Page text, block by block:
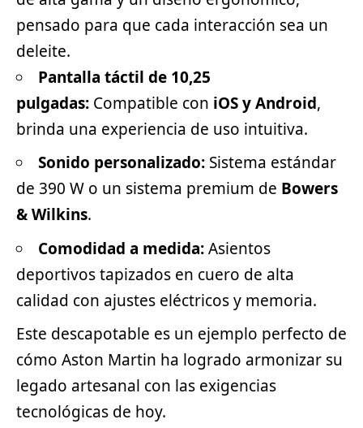
pensado para que cada interacción sea un
deleite.
Pantalla táctil de 10,25
pulgadas: Compatible con iOS y Android,
brinda una experiencia de uso intuitiva.
Sonido personalizado: Sistema estándar
de 390 W o un sistema premium de Bowers
& Wilkins.
Comodidad a medida:Asientos
deportivos tapizados en cuero de alta
calidad con ajustes eléctricos y memoria.
Este descapotable es un ejemplo perfecto de
cómo Aston Martin ha logrado armonizar su
legado artesanal con las exigencias
tecnológicas de hoy.